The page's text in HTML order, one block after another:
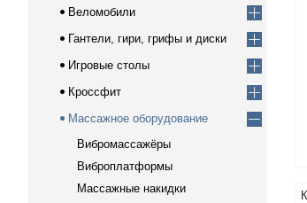
Веломобили
Гантели, гири, грифы и диски
Игровые столы
Кроссфит
Массажное оборудование
Вибромассажёры
Виброплатформы
Массажные накидки